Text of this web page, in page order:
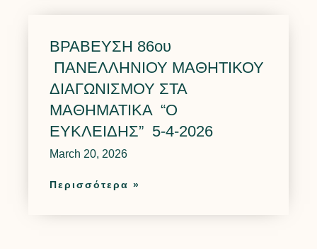
ΒΡΑΒΕΥΣΗ 86ου
ΠΑΝΕΛΛΗΝΙΟΥ ΜΑΘΗΤΙΚΟΥ
ΔΙΑΓΩΝΙΣΜΟΥ ΣΤΑ
ΜΑΘΗΜΑΤΙΚΑ “Ο
ΕΥΚΛΕΙΔΗΣ” 5-4-2026
March 20, 2026
Περισσότερα »